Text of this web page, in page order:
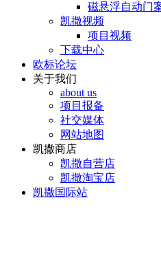
磁悬浮自动门
凯撒视频
项目视频
下载中心
欧标论坛
关于我们
about us
项目报备
社交媒体
网站地图
凯撒商店
凯撒自营店
凯撒淘宝店
凯撒国际站